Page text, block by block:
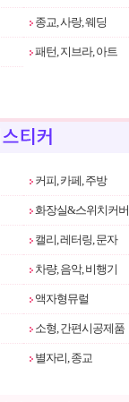
종교, 사랑, 웨딩
패턴, 지브라, 아트
커피, 카페, 주방
화장실&스위치커버
캘리, 레터링, 문자
차량, 음악, 비행기
액자형뮤럴
소형, 간편시공제품
별자리, 종교